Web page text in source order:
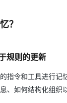
？
规则的更新
指令和工具进行记
、如何结构化组织